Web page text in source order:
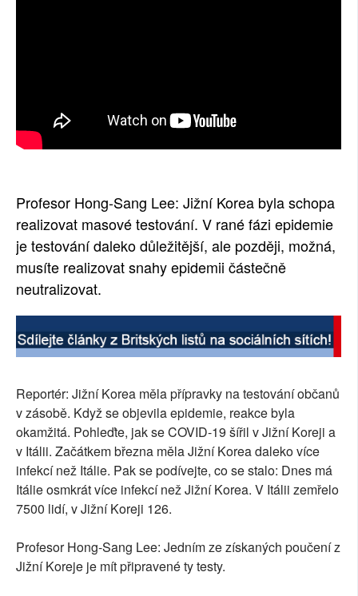
Profesor Hong-Sang Lee: Jižní Korea byla schopa
realizovat masové testování. V rané fázi epidemie
je testování daleko důležitější, ale později, možná,
musíte realizovat snahy epidemii částečně
neutralizovat.
Reportér: Jižní Korea měla přípravky na testování občanů
v zásobě. Když se objevila epidemie, reakce byla
okamžitá. Pohleďte, jak se COVID-19 šířil v Jižní Koreji a
v Itálii. Začátkem března měla Jižní Korea daleko více
infekcí než Itálie. Pak se podívejte, co se stalo: Dnes má
Itálie osmkrát více infekcí než Jižní Korea. V Itálii zemřelo
7500 lidí, v Jižní Koreji 126.
Profesor Hong-Sang Lee: Jedním ze získaných poučení z
Jižní Koreje je mít připravené ty testy.